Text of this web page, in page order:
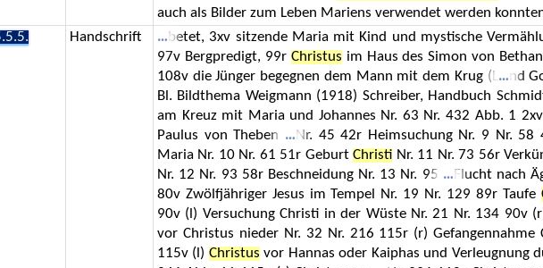
auch als Bilder zum Leben Mariens verwendet werden
Handschrift
betet, 3xv sitzende Maria mit Kind und mystische
97v Bergpredigt, 99r Christus im Haus des Simon von
108v die Jünger begegnen dem Mann mit dem Krug (L
nd
Bl. Bildthema Weigmann (1918) Schreiber, Handbuch
am Kreuz mit Maria und Johannes Nr. 63 Nr. 432 Abb. 1
Paulus von Theben
Nr. 45 42r Heimsuchung Nr. 9 Nr. 58
Maria Nr. 10 Nr. 61 51r GeburtChristi Nr. 11 Nr. 73 56r
Nr. 12 Nr. 93 58r Beschneidung Nr. 13 Nr. 95
Flucht nach
80v Zwölfjähriger Jesus im Tempel Nr. 19 Nr. 129 89r Taufe
90v (l) Versuchung Christi in der Wüste Nr. 21 Nr. 134 90v
vor Christus nieder Nr. 32 Nr. 216 115r (r) Gefangennahme
115v (l) Christus vor Hannas oder Kaiphas und Verleugnung